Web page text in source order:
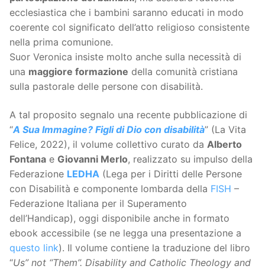
ecclesiastica che i bambini saranno educati in modo
coerente col significato dell’atto religioso consistente
nella prima comunione.
Suor Veronica insiste molto anche sulla necessità di
una maggiore formazione della comunità cristiana
sulla pastorale delle persone con disabilità.
A tal proposito segnalo una recente pubblicazione di
“A Sua Immagine? Figli di Dio con disabilità” (La Vita
Felice, 2022), il volume collettivo curato da Alberto
Fontana e Giovanni Merlo, realizzato su impulso della
Federazione LEDHA (Lega per i Diritti delle Persone
con Disabilità e componente lombarda della FISH –
Federazione Italiana per il Superamento
dell’Handicap), oggi disponibile anche in formato
ebook accessibile (se ne legga una presentazione a
questo link). Il volume contiene la traduzione del libro
“Us” not “Them”. Disability and Catholic Theology and